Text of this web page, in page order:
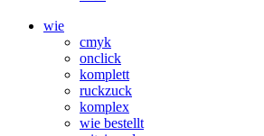
wie
cmyk
onclick
komplett
ruckzuck
komplex
wie bestellt